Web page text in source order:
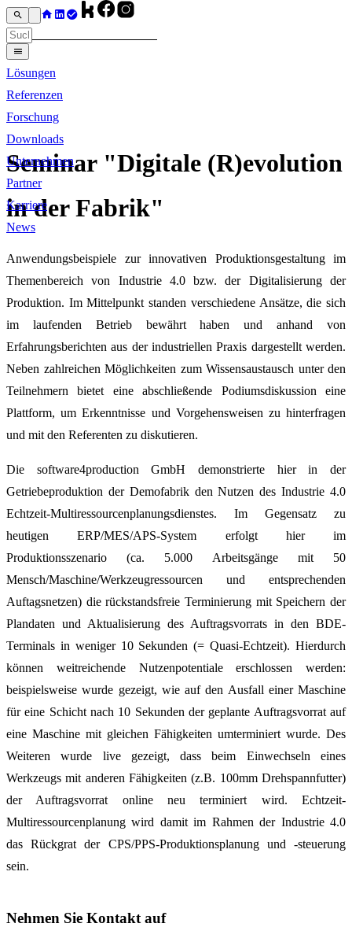
Lösungen
Referenzen
Forschung
Downloads
Unternehmen
Partner
Karriere
News
Seminar "Digitale (R)evolution
in der Fabrik"
Anwendungsbeispiele zur innovativen Produktionsgestaltung im
Themenbereich von Industrie 4.0 bzw. der Digitalisierung der
Produktion. Im Mittelpunkt standen verschiedene Ansätze, die sich
im laufenden Betrieb bewährt haben und anhand von
Erfahrungsberichten aus der industriellen Praxis dargestellt werden.
Neben zahlreichen Möglichkeiten zum Wissensaustausch unter den
Teilnehmern bietet eine abschließende Podiumsdiskussion eine
Plattform, um Erkenntnisse und Vorgehensweisen zu hinterfragen
und mit den Referenten zu diskutieren.
Die software4production GmbH demonstrierte hier in der
Getriebeproduktion der Demofabrik den Nutzen des Industrie 4.0
Echtzeit-Multiressourcenplanungsdienstes. Im Gegensatz zu
heutigen ERP/MES/APS-System erfolgt hier im
Produktionsszenario (ca. 5.000 Arbeitsgänge mit 50
Mensch/Maschine/Werkzeugressourcen und entsprechenden
Auftagsnetzen) die rückstandsfreie Terminierung mit Speichern der
Plandaten und Aktualisierung des Auftragsvorrats in den BDE-
Terminals in weniger 10 Sekunden (= Quasi-Echtzeit). Hierdurch
können weitreichende Nutzenpotentiale erschlossen werden:
beispielsweise wurde gezeigt, wie auf den Ausfall einer Maschine
für eine Schicht nach 10 Sekunden der geplante Auftragsvorrat auf
eine Maschine mit gleichen Fähigkeiten umterminiert wurde. Des
Weiteren wurde live gezeigt, dass beim Einwechseln eines
Werkzeugs mit anderen Fähigkeiten (z.B. 100mm Drehspannfutter)
der Auftragsvorrat online neu terminiert wird. Echtzeit-
Multiressourcenplanung wird damit im Rahmen der Industrie 4.0
das Rückgrat der CPS/PPS-Produktionsplanung und -steuerung
sein.
Nehmen Sie Kontakt auf